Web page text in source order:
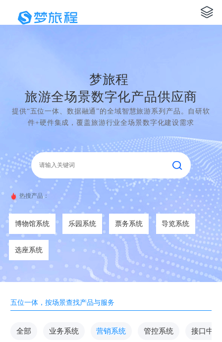
梦旅程
旅游全场景数字化产品供应商
提供“五位一体、数据融通”的全域智慧旅游系列产品。自研软
件+硬件集成，覆盖旅游行业全场景数字化建设需求
热搜产品：
博物馆系统 乐园系统 票务系统 导览系统
选座系统
五位一体，按场景查找产品与服务
全部 业务系统 营销系统 管控系统 接口中台